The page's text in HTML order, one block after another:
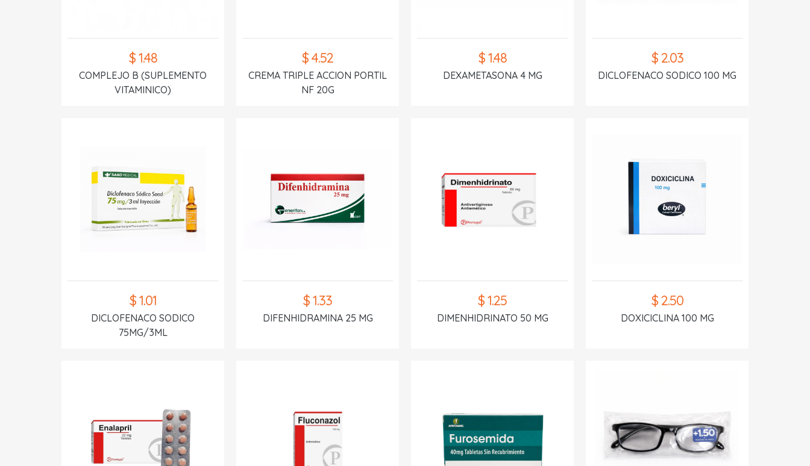
$ 1.48
COMPLEJO B (SUPLEMENTO
VITAMINICO)
$ 4.52
CREMA TRIPLE ACCION PORTIL
NF 20G
$ 1.48
DEXAMETASONA 4 MG
$ 2.03
DICLOFENACO SODICO 100 MG
$ 1.01
DICLOFENACO SODICO
75MG/3ML
$ 1.33
DIFENHIDRAMINA 25 MG
$ 1.25
DIMENHIDRINATO 50 MG
$ 2.50
DOXICICLINA 100 MG